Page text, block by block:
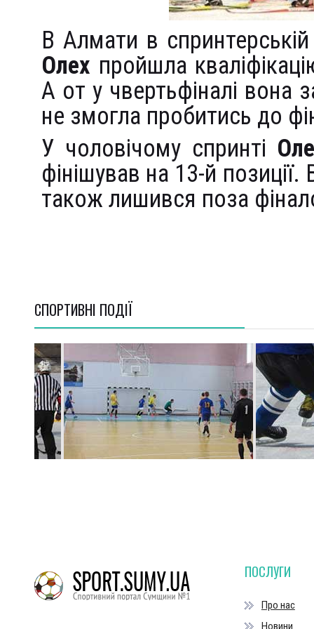
В Алмати в
Олех пройшла
А от у чвертьфіналі вона
не змогла пробитись до
У чоловічому спринті
фінішував на 13-й позиції.
також лишився поза
СПОРТИВНI ПОДІЇ
ПОСЛУГИ
Про нас
Новини